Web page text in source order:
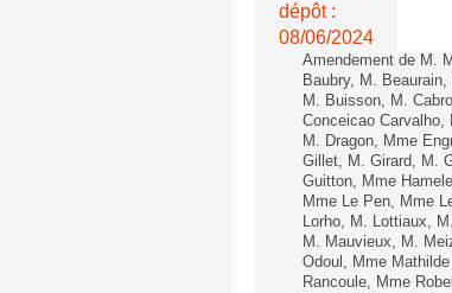
dépôt :
08/06/2024
Amendement de M.
Baubry, M.
M. Buisson, M.
Conceicao Carvalho,
M. Dragon, Mme
Gillet, M. Girard, M.
Guitton, Mme
Mme Le Pen, Mme
Lorho, M. Lottiaux,
M. Mauvieux, M.
Odoul, Mme
Rancoule, Mme